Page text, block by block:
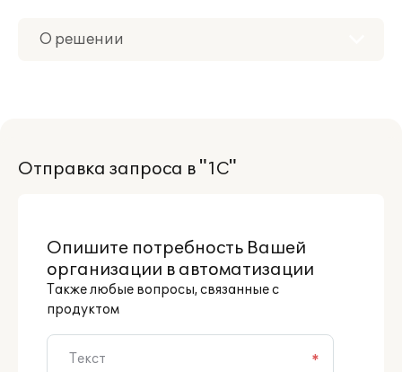
О решении
Материалы
Отправка запроса в "1С"
Опишите потребность Вашей
организации в автоматизации
Также любые вопросы, связанные с
продуктом
*